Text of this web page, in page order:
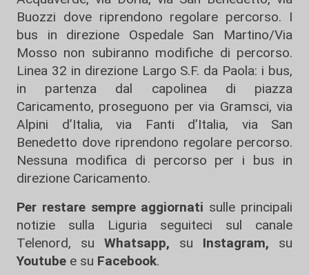
Buozzi dove riprendono regolare percorso. I
bus in direzione Ospedale San Martino/Via
Mosso non subiranno modifiche di percorso.
Linea 32 in direzione Largo S.F. da Paola: i bus,
in partenza dal capolinea di piazza
Caricamento, proseguono per via Gramsci, via
Alpini d’Italia, via Fanti d’Italia, via San
Benedetto dove riprendono regolare percorso.
Nessuna modifica di percorso per i bus in
direzione Caricamento.
Per restare sempre aggiornati sulle principali
notizie sulla Liguria seguiteci sul canale
Telenord, su
Whatsapp, su Instagram, su
Youtube e su Facebook.